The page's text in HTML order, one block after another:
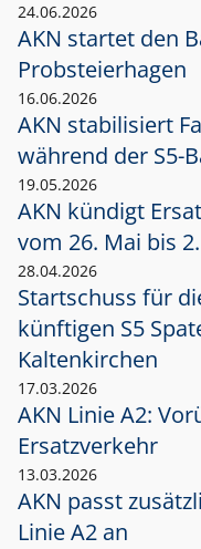
24.06.2026
AKN startet den
Probsteierhagen
16.06.2026
AKN stabilisiert
während der S5-
19.05.2026
AKN kündigt
vom 26. Mai bis
28.04.2026
Startschuss für
künftigen S5
Kaltenkirchen
17.03.2026
AKN Linie A2:
Ersatzverkehr
13.03.2026
AKN passt
Linie A2 an